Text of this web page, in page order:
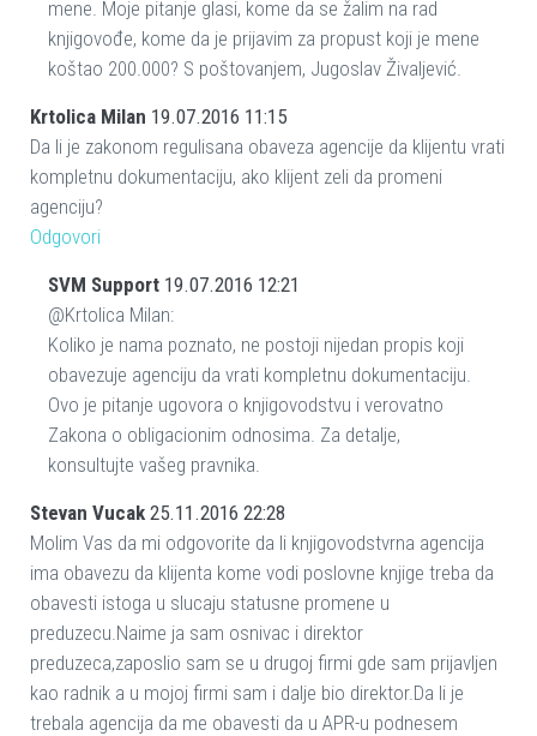
mene. Moje pitanje glasi, kome da se žalim na rad
knjigovođe, kome da je prijavim za propust koji je mene
koštao 200.000? S poštovanjem, Jugoslav Živaljević.
Krtolica Milan 19.07.2016 11:15
Da li je zakonom regulisana obaveza agencije da klijentu vrati
kompletnu dokumentaciju, ako klijent zeli da promeni
agenciju?
Odgovori
SVM Support 19.07.2016 12:21
@Krtolica Milan:
Koliko je nama poznato, ne postoji nijedan propis koji
obavezuje agenciju da vrati kompletnu dokumentaciju.
Ovo je pitanje ugovora o knjigovodstvu i verovatno
Zakona o obligacionim odnosima. Za detalje,
konsultujte vašeg pravnika.
Stevan Vucak 25.11.2016 22:28
Molim Vas da mi odgovorite da li knjigovodstvrna agencija
ima obavezu da klijenta kome vodi poslovne knjige treba da
obavesti istoga u slucaju statusne promene u
preduzecu.Naime ja sam osnivac i direktor
preduzeca,zaposlio sam se u drugoj firmi gde sam prijavljen
kao radnik a u mojoj firmi sam i dalje bio direktor.Da li je
trebala agencija da me obavesti da u APR-u podnesem